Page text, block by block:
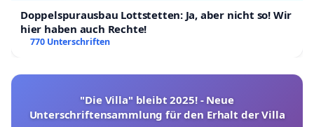
Doppelspurausbau Lottstetten: Ja, aber nicht so! Wir
hier haben auch Rechte!
770 Unterschriften
"Die Villa" bleibt 2025! - Neue
Unterschriftensammlung für den Erhalt der Villa